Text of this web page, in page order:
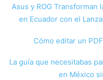
Asus y ROG Transforman
en Ecuador con el
Cómo editar un
La guía que necesitabas
en México